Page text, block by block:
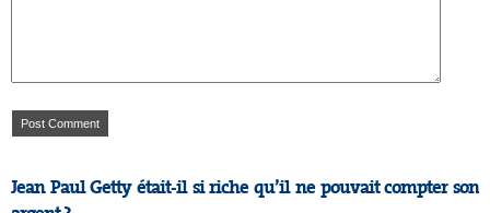
Jean Paul Getty était-il si riche qu’il ne pouvait compter son